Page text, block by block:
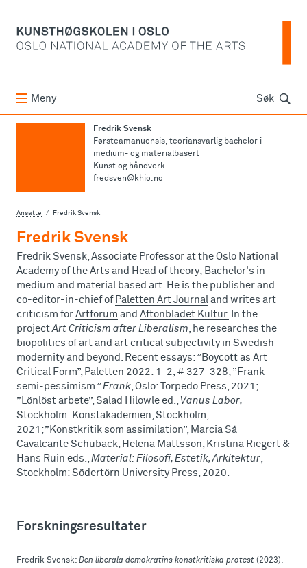
Meny Søk Søk
Fredrik Svensk
Førsteamanuensis, teoriansvarlig bachelor i
medium- og materialbasert
Kunst og håndverk
fredsven@khio.no
Ansatte Fredrik Svensk
Fredrik Svensk
Fredrik Svensk, Associate Professor at the Oslo National
Academy of the Arts and Head of theory; Bachelor's in
medium and material based art. He is the publisher and
co-editor-in-chief of Paletten Art Journal and writes art
criticism for Artforum and Aftonbladet Kultur. In the
projectArt Criticism after Liberalism, he researches the
biopolitics of art and art critical subjectivity in Swedish
modernity and beyond. Recent essays: ”Boycott as Art
Critical Form”, Paletten 2022: 1-2, # 327-328; ”Frank
semi-pessimism.” Frank, Oslo: Torpedo Press, 2021;
”Lönlöst arbete”, Salad Hilowle ed., Vanus Labor,
Stockholm: Konstakademien, Stockholm,
2021;”Konstkritik som assimilation”, Marcia Sá
Cavalcante Schuback, Helena Mattsson, Kristina Riegert &
Hans Ruin eds.,Material: Filosofi, Estetik, Arkitektur,
Stockholm: Södertörn University Press, 2020.
Forskningsresultater
Fredrik Svensk: Den liberala demokratins konstkritiska protest (2023).